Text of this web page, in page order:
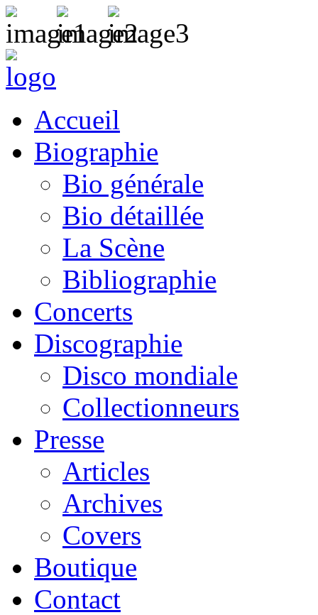
Accueil
Biographie
Bio générale
Bio détaillée
La Scène
Bibliographie
Concerts
Discographie
Disco mondiale
Collectionneurs
Presse
Articles
Archives
Covers
Boutique
Contact